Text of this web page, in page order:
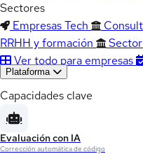
Sectores
Empresas Tech
RRHH y formación
Ver todo para empresas
Plataforma
Capacidades clave
Evaluación con IA
Corrección automática de código